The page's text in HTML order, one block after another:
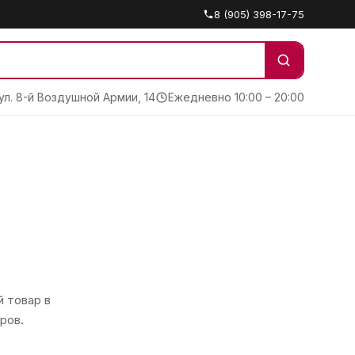
8 (905) 398-17-75
8-й Воздушной Армии, 14 Ежедневно 10:00 – 20:00
товар в